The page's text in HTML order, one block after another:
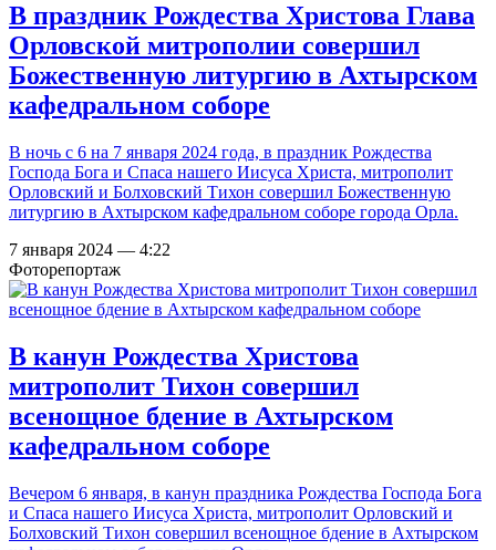
В праздник Рождества Христова Глава
Орловской митрополии совершил
Божественную литургию в Ахтырском
кафедральном соборе
В ночь с 6 на 7 января 2024 года, в праздник Рождества
Господа Бога и Спаса нашего Иисуса Христа, митрополит
Орловский и Болховский Тихон совершил Божественную
литургию в Ахтырском кафедральном соборе города Орла.
7 января 2024 — 4:22
Фоторепортаж
В канун Рождества Христова
митрополит Тихон совершил
всенощное бдение в Ахтырском
кафедральном соборе
Вечером 6 января, в канун праздника Рождества Господа Бога
и Спаса нашего Иисуса Христа, митрополит Орловский и
Болховский Тихон совершил всенощное бдение в Ахтырском